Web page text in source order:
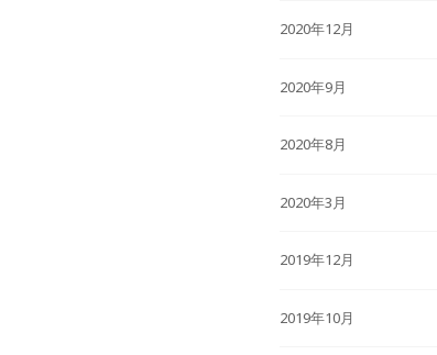
2020年12月
2020年9月
2020年8月
2020年3月
2019年12月
2019年10月